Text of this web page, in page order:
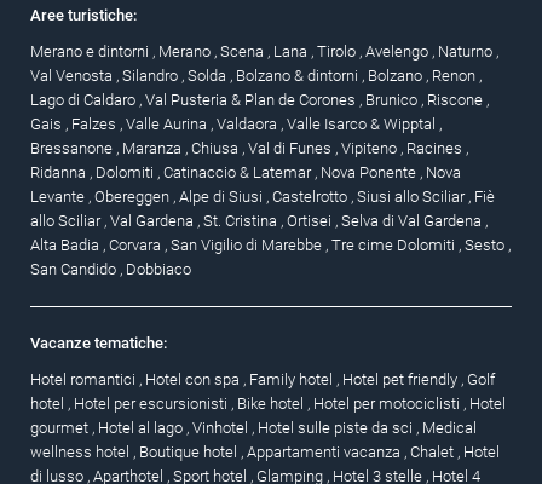
Aree turistiche:
Merano e dintorni , Merano , Scena , Lana , Tirolo , Avelengo , Naturno ,
Val Venosta , Silandro , Solda , Bolzano & dintorni , Bolzano , Renon ,
Lago di Caldaro , Val Pusteria & Plan de Corones , Brunico , Riscone ,
Gais , Falzes , Valle Aurina , Valdaora , Valle Isarco & Wipptal ,
Bressanone , Maranza , Chiusa , Val di Funes , Vipiteno , Racines ,
Ridanna , Dolomiti , Catinaccio & Latemar , Nova Ponente , Nova
Levante , Obereggen , Alpe di Siusi , Castelrotto , Siusi allo Sciliar , Fiè
allo Sciliar , Val Gardena , St. Cristina , Ortisei , Selva di Val Gardena ,
Alta Badia , Corvara , San Vigilio di Marebbe , Tre cime Dolomiti , Sesto ,
San Candido , Dobbiaco
Vacanze tematiche:
Hotel romantici , Hotel con spa , Family hotel , Hotel pet friendly , Golf
hotel , Hotel per escursionisti , Bike hotel , Hotel per motociclisti , Hotel
gourmet , Hotel al lago , Vinhotel , Hotel sulle piste da sci , Medical
wellness hotel , Boutique hotel , Appartamenti vacanza , Chalet , Hotel
di lusso , Aparthotel , Sport hotel , Glamping , Hotel 3 stelle , Hotel 4